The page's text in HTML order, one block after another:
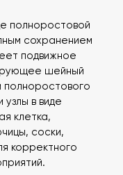
полноростовой
сохранением
подвижное
шейный
полноростового
в виде
клетка,
соски,
корректного